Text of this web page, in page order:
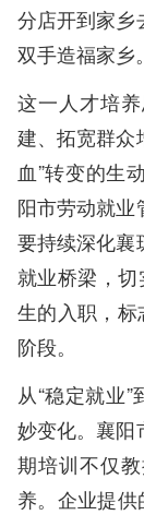
分店开到家乡
双手造福家乡
这一人才培
建、拓宽群众
血”转变的生
阳市劳动就业
要持续深化襄
就业桥梁，
生的入职，标
阶段。
从“稳定就业
妙变化。襄阳
期培训不仅
养。企业提供